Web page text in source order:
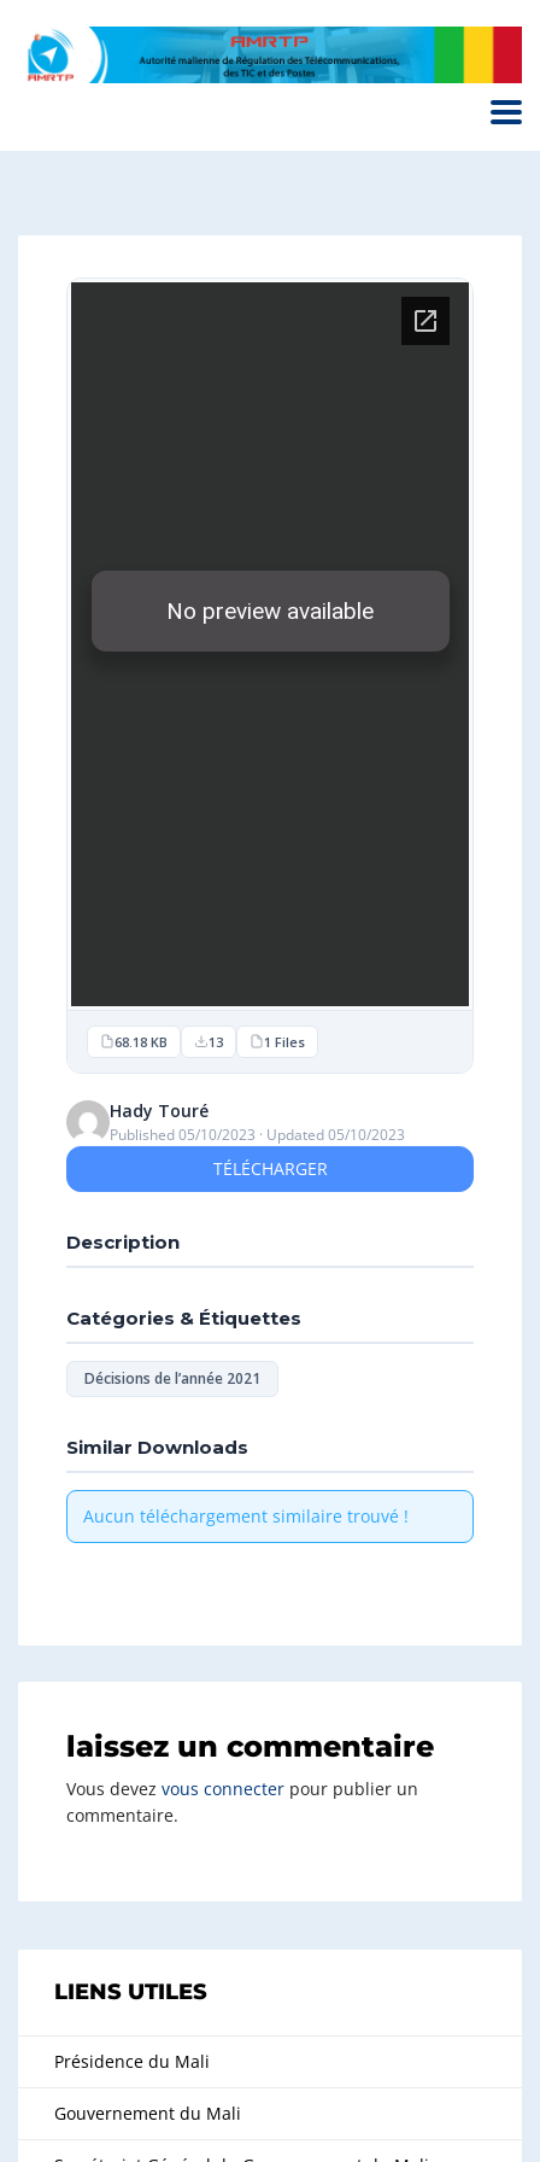
68.18 KB 13 1 Files
Hady Touré
Published 05/10/2023 · Updated 05/10/2023
TÉLÉCHARGER
Description
Catégories & Étiquettes
Décisions de l’année 2021
Similar Downloads
Aucun téléchargement similaire trouvé !
laissez un commentaire
Vous devez vous connecter pour publier un
commentaire.
LIENS UTILES
Présidence du Mali
Gouvernement du Mali